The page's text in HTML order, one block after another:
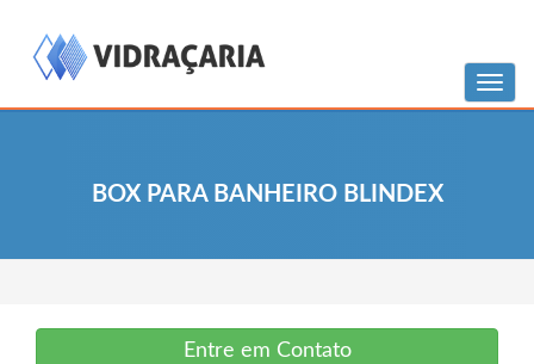
BOX PARA BANHEIRO BLINDEX
Menu
Entre em Contato